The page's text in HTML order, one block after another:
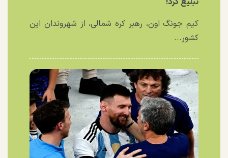
کیم جونگ اون، رهبر کره شمالی، از شهروندان این
کشور...